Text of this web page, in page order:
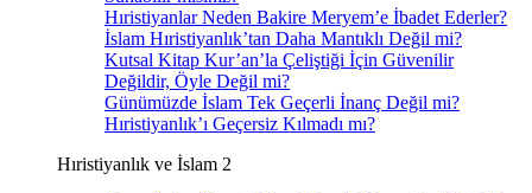
Hıristiyanlar Neden Bakire Meryem’e İbadet Ederler?
İslam Hıristiyanlık’tan Daha Mantıklı Değil mi?
Kutsal Kitap Kur’an’la Çeliştiği İçin Güvenilir
Değildir, Öyle Değil mi?
Günümüzde İslam Tek Geçerli İnanç Değil mi?
Hıristiyanlık’ı Geçersiz Kılmadı mı?
Hıristiyanlık ve İslam 2